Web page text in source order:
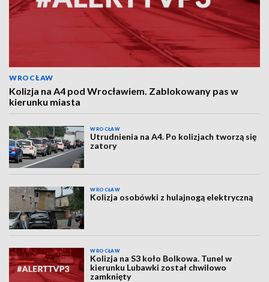
WROCŁAW
Kolizja na A4 pod Wrocławiem. Zablokowany pas w
kierunku miasta
WROCŁAW
Utrudnienia na A4. Po kolizjach tworzą się
zatory
WROCŁAW
Kolizja osobówki z hulajnogą elektryczną
WROCŁAW
Kolizja na S3 koło Bolkowa. Tunel w
kierunku Lubawki został chwilowo
zamknięty